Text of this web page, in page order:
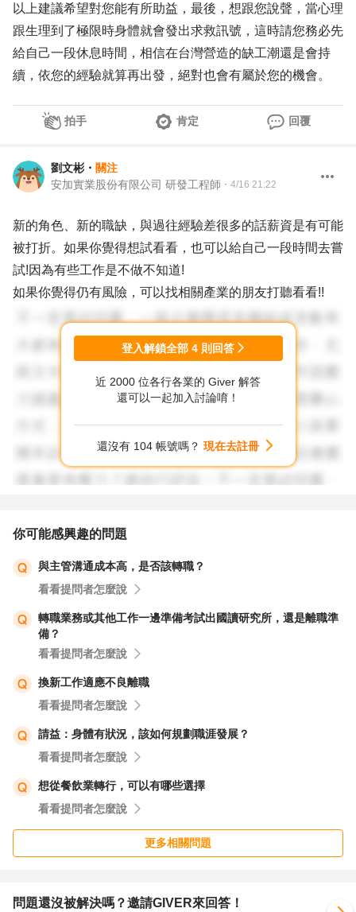
以上建議希望對您能有所助益，最後，想跟您說聲，當心理
跟生理到了極限時身體就會發出求救訊號，這時請您務必先
給自己一段休息時間，相信在台灣營造的缺工潮還是會持
續，依您的經驗就算再出發，絕對也會有屬於您的機會。
拍手 肯定 回覆
劉文彬 ・ 關注
安加實業股份有限公司 研發工程師 ・ 4/16 21:22
新的角色、新的職缺，與過往經驗差很多的話薪資是有可能
被打折。如果你覺得想試看看，也可以給自己一段時間去嘗
試!因為有些工作是不做不知道!
如果你覺得仍有風險，可以找相關產業的朋友打聽看看!!
登入解鎖全部 4 則回答
近 2000 位各行各業的 Giver 解答
還可以一起加入討論唷！
還沒有 104 帳號嗎？ 現在去註冊
你可能感興趣的問題
與主管溝通成本高，是否該轉職？
看看提問者怎麼說
轉職業務或其他工作一邊準備考試出國讀研究所，還是離職準
備？
看看提問者怎麼說
換新工作適應不良離職
看看提問者怎麼說
請益：身體有狀況，該如何規劃職涯發展？
看看提問者怎麼說
想從餐飲業轉行，可以有哪些選擇
看看提問者怎麼說
更多相關問題
問題還沒被解決嗎？邀請GIVER來回答！